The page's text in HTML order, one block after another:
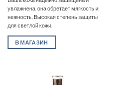
увлажнена, она обретает мягкость и
нежность. Высокая степень защиты
для светлой кожи.
В МАГАЗИН